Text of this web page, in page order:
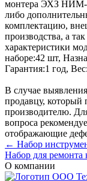
монтера ЭХЗ НИМ-
либо
комплектацию,
производства, а
характеристики
наборе:42 шт,
Гарантия:1 год, Вес:
В случае
продавцу, который
производителю.
вопроса
отображающие
← Набор
Набор для
О компании